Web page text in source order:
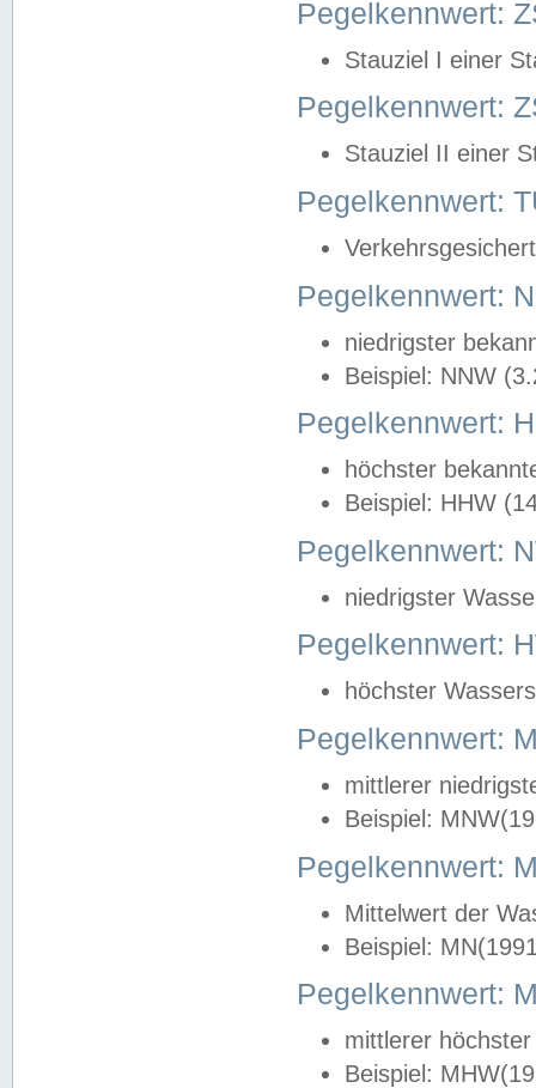
Pegelkennwert:
Stauziel I einer
Pegelkennwert:
Stauziel II einer
Pegelkennwert:
Pegelkennwert:
niedrigster
Beispiel: NNW
Pegelkennwert:
höchster
Beispiel: HHW
Pegelkennwert:
niedrigster
Pegelkennwert:
höchster
Pegelkennwert:
mittlerer
Beispiel:
Pegelkennwert:
Mittelwert der
Beispiel:
Pegelkennwert:
mittlerer
Beispiel: